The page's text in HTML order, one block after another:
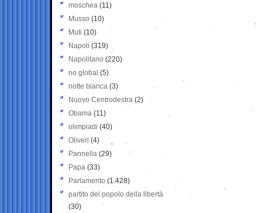
moschea (11)
Musso (10)
Muti (10)
Napoli (319)
Napolitano (220)
no global (5)
notte bianca (3)
Nuovo Centrodestra (2)
Obama (11)
olimpiadi (40)
Oliveri (4)
Pannella (29)
Papa (33)
Parlamento (1.428)
partito del popolo della libertà
(30)